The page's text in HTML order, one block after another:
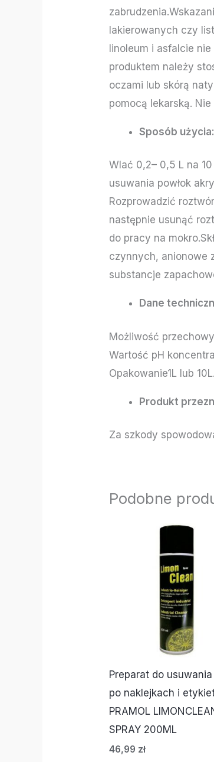
lakierowanych czy
linoleum i asfalcie
produktem należy
oczami lub skórą
pomocą lekarską.
Sposób użycia:
Wlać 0,2– 0,5 L na
usuwania powłok
Rozprowadzić
następnie usunąć
do pracy na
czynnych, anionowe
substancje
Dane
Możliwość
Wartość pH
Opakowanie1L lub 10L.
Produkt
Za szkody
Podobne
Preparat do
po naklejkach i
PRAMOL
SPRAY 200ML
46,99 zł